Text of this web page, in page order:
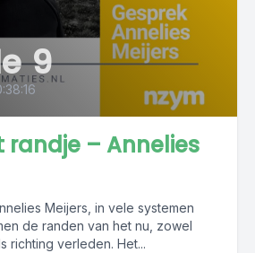
9
randje – Annelies
Meijers, in vele systemen
de randen van het nu, zowel
richting verleden. Het...